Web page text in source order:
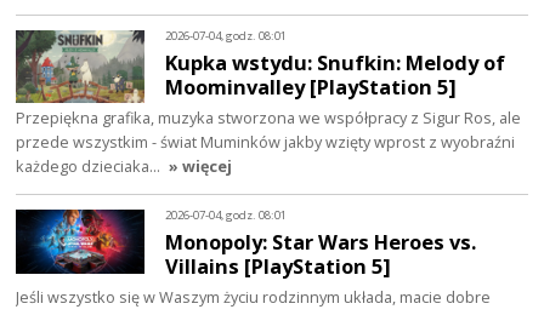
2026-07-04, godz. 08:01
Kupka wstydu: Snufkin: Melody of
Moominvalley [PlayStation 5]
Przepiękna grafika, muzyka stworzona we współpracy z Sigur Ros, ale
przede wszystkim - świat Muminków jakby wzięty wprost z wyobraźni
każdego dzieciaka… » więcej
2026-07-04, godz. 08:01
Monopoly: Star Wars Heroes vs.
Villains [PlayStation 5]
Jeśli wszystko się w Waszym życiu rodzinnym układa, macie dobre